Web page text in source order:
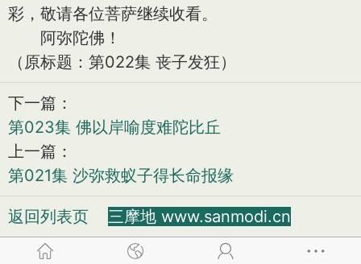
彩，敬请各位菩萨继续收看。
阿弥陀佛！
（原标题：第022集 丧子发狂）
下一篇：
第023集 佛以岸喻度难陀比丘
上一篇：
第021集 沙弥救蚁子得长命报缘
返回列表页 三摩地 www.sanmodi.cn